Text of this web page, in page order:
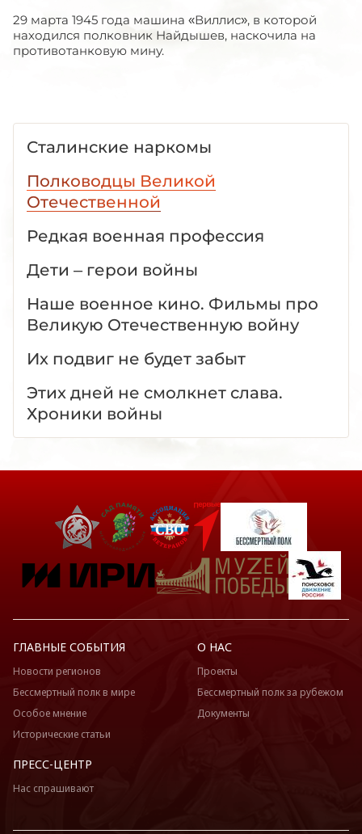
29 марта 1945 года машина «Виллис», в которой
находился полковник Найдышев, наскочила на
противотанковую мину.
Сталинские наркомы
Полководцы Великой
Отечественной
Редкая военная профессия
Дети – герои войны
Наше военное кино. Фильмы про
Великую Отечественную войну
Их подвиг не будет забыт
Этих дней не смолкнет слава.
Хроники войны
ГЛАВНЫЕ СОБЫТИЯ
Новости регионов
Бессмертный полк в мире
Особое мнение
Исторические статьи
О НАС
Проекты
Бессмертный полк за рубежом
Документы
ПРЕСС-ЦЕНТР
Нас спрашивают